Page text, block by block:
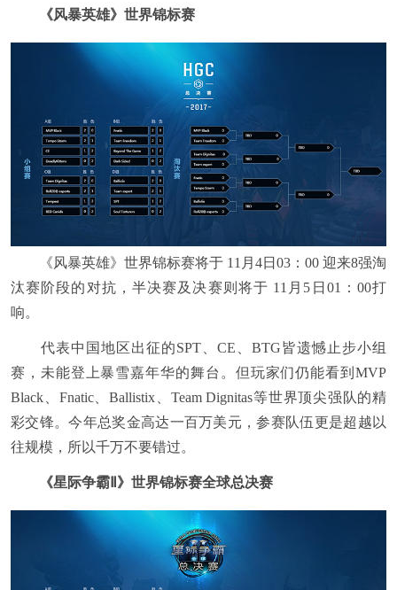
《风暴英雄》世界锦标赛
《风暴英雄》世界锦标赛将于 11月4日03：00 迎来8强淘
汰赛阶段的对抗，半决赛及决赛则将于 11月5日01：00打
响。
代表中国地区出征的SPT、CE、BTG皆遗憾止步小组
赛，未能登上暴雪嘉年华的舞台。但玩家们仍能看到MVP
Black、Fnatic、Ballistix、Team Dignitas等世界顶尖强队的精
彩交锋。今年总奖金高达一百万美元，参赛队伍更是超越以
往规模，所以千万不要错过。
《星际争霸Ⅱ》世界锦标赛全球总决赛